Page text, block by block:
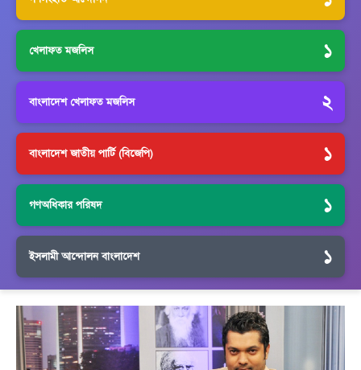
খেলাফত মজলিস ১
বাংলাদেশ খেলাফত মজলিস ২
বাংলাদেশ জাতীয় পার্টি (বিজেপি) ১
গণঅধিকার পরিষদ ১
ইসলামী আন্দোলন বাংলাদেশ ১